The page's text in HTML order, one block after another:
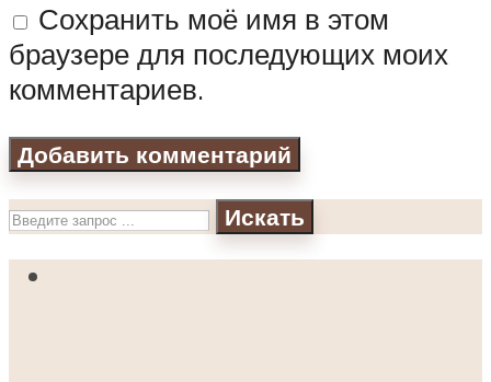
Сохранить моё имя в этом
браузере для последующих моих
комментариев.
Искать